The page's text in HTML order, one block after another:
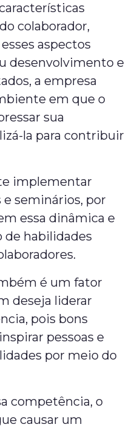
colaborador,
aspectos
desenvolvimento e
a empresa
em que o
sua
la para contribuir
implementar
seminários, por
essa dinâmica e
habilidades
é um fator
deseja liderar
pois bons
pessoas e
por meio do
competência, o
causar um